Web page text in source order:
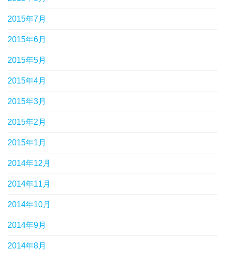
2015年7月
2015年6月
2015年5月
2015年4月
2015年3月
2015年2月
2015年1月
2014年12月
2014年11月
2014年10月
2014年9月
2014年8月